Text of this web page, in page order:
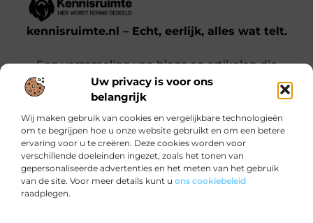
Uw privacy is voor ons
belangrijk
Wij maken gebruik van cookies en vergelijkbare technologieën
om te begrijpen hoe u onze website gebruikt en om een betere
ervaring voor u te creëren. Deze cookies worden voor
verschillende doeleinden ingezet, zoals het tonen van
gepersonaliseerde advertenties en het meten van het gebruik
van de site. Voor meer details kunt u ons cookiebeleid
raadplegen.
kennisruimte.nl – Echt, eerlijk, alles wat telt.
Een verzameling van blogs en artikelen die
een breed scala aan onderwerpen uit het
dagelijks leven behandelen.
Onze informatie
Bericht categorie